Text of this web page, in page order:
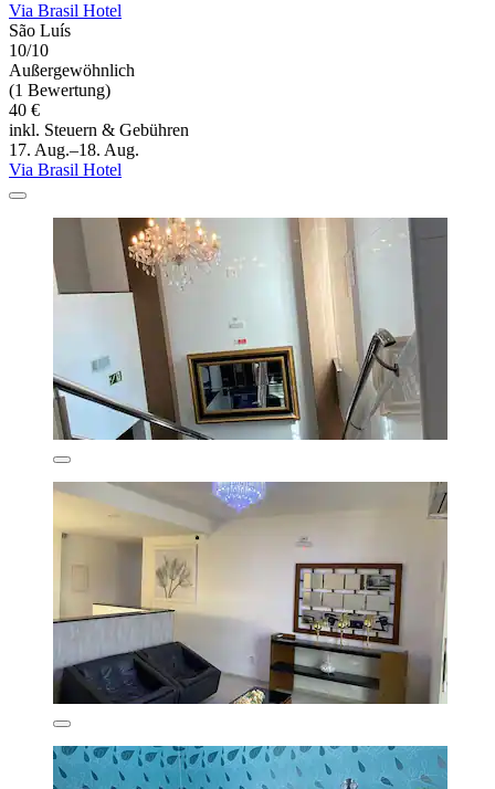
Via Brasil Hotel
São Luís
10/10
Außergewöhnlich
(1 Bewertung)
40 €
inkl. Steuern & Gebühren
17. Aug.–18. Aug.
Via Brasil Hotel